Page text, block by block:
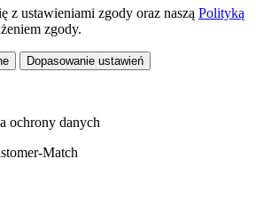
z ustawieniami zgody oraz naszą Polityką
zgody.
Dopasowanie ustawień
ochrony danych
Match